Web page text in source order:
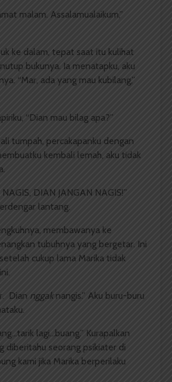
malam. Assalamualaikum,”
ke dalam, tepat saat itu kulihat
bukunya. Ia menatapku, aku
“Mar, ada yang mau kubilang,”
“Dian mau bilag apa?”
tumpah, percakapanku dengan
kembali lemah, aku tidak
DIAN JANGAN NAGIS!”
lantang.
membawanya ke
tubuhnya yang bergetar. Ini
cukup lama Marika tidak
Dian nggaknangis.” Aku buru-buru
lagi…buang.” Kurapalkan
diberitahu seorang psikiater di
kami jika Marika berperilaku